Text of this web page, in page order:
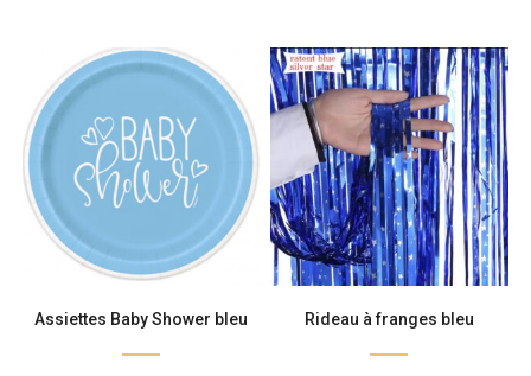
Assiettes Baby Shower bleu Rideau à franges bleu